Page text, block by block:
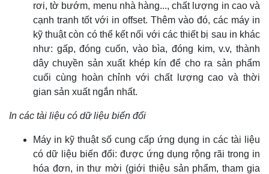
rơi, tờ bướm, menu nhà hàng..., chất lượng in cao và
cạnh tranh tốt với in offset. Thêm vào đó, các máy in
kỹ thuật còn có thể kết nối với các thiết bị sau in khác
như: gấp, đóng cuốn, vào bìa, đóng kim, v.v, thành
dây chuyền sản xuất khép kín để cho ra sản phẩm
cuối cùng hoàn chỉnh với chất lượng cao và thời
gian sản xuất ngắn nhất.
In các tài liệu có dữ liệu biến đổi
Máy in kỹ thuật số cung cấp ứng dụng in các tài liệu
có dữ liệu biến đổi: được ứng dụng rộng rãi trong in
hóa đơn, in thư mời (giới thiệu sản phẩm, tham gia